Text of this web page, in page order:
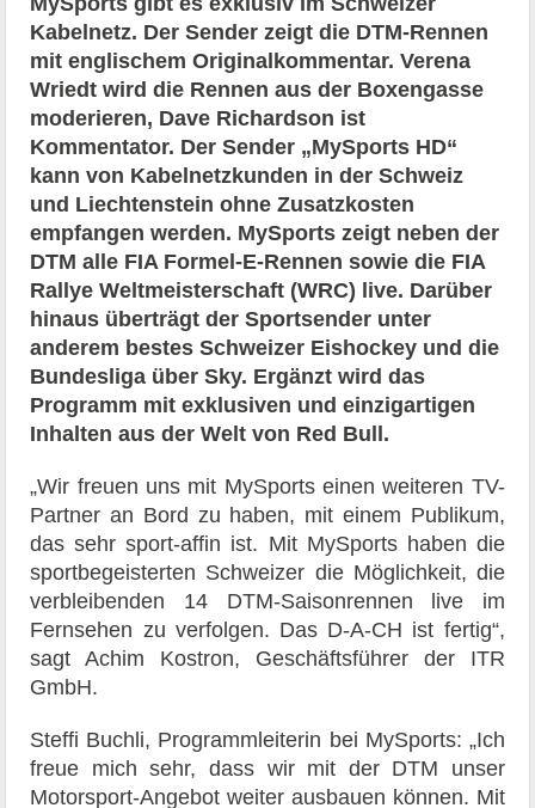
Kabelnetz. Der Sender zeigt die DTM-Rennen
mit englischem Originalkommentar. Verena
Wriedt wird die Rennen aus der Boxengasse
moderieren, Dave Richardson ist
Kommentator. Der Sender „MySports HD“
kann von Kabelnetzkunden in der Schweiz
und Liechtenstein ohne Zusatzkosten
empfangen werden. MySports zeigt neben der
DTM alle FIA Formel-E-Rennen sowie die FIA
Rallye Weltmeisterschaft (WRC) live. Darüber
hinaus überträgt der Sportsender unter
anderem bestes Schweizer Eishockey und die
Bundesliga über Sky. Ergänzt wird das
Programm mit exklusiven und einzigartigen
Inhalten aus der Welt von Red Bull.
„Wir freuen uns mit MySports einen weiteren TV-
Partner an Bord zu haben, mit einem Publikum,
das sehr sport-affin ist. Mit MySports haben die
sportbegeisterten Schweizer die Möglichkeit, die
verbleibenden 14 DTM-Saisonrennen live im
Fernsehen zu verfolgen. Das D-A-CH ist fertig“,
sagt Achim Kostron, Geschäftsführer der ITR
GmbH.
Steffi Buchli, Programmleiterin bei MySports: „Ich
freue mich sehr, dass wir mit der DTM unser
Motorsport-Angebot weiter ausbauen können. Mit